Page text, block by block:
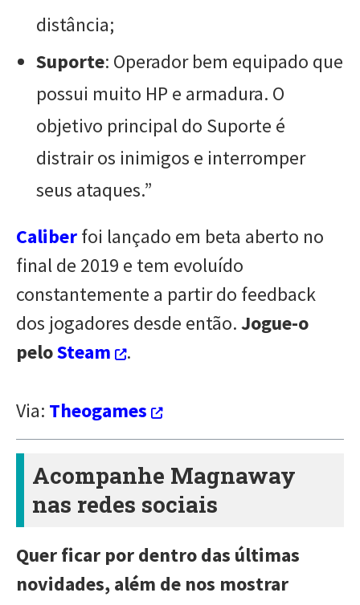
distância;
Suporte: Operador bem equipado que
possui muito HP e armadura. O
objetivo principal do Suporte é
distrair os inimigos e interromper
seus ataques.”
Caliberfoi lançado em beta aberto no
final de 2019 e tem evoluído
constantemente a partir do feedback
dos jogadores desde então.Jogue-o
peloSteam .
Via: Theogames
Acompanhe Magnaway
nas redes sociais
Quer ficar por dentro das últimas
novidades, além de nos mostrar